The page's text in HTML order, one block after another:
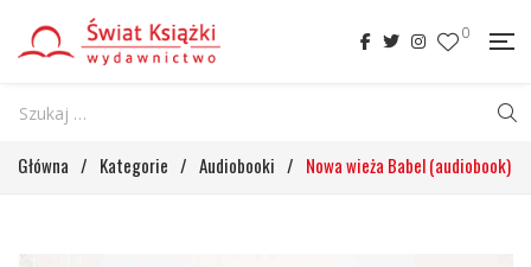
0
Główna / Kategorie / Audiobooki / Nowa wieża Babel (audiobook)